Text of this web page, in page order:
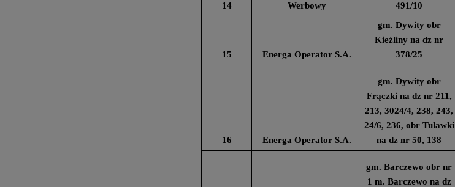
14
Werbowy
491/10
15 Energa Operator S.A.
gm. Dywity obr
Kieźliny na dz nr
378/25
16 Energa Operator S.A.
gm. Dywity obr
Frączki na dz nr 211,
213, 3024/4, 238, 243,
24/6, 236, obr Tulawki
na dz nr 50, 138
gm. Barczewo obr nr
1 m. Barczewo na dz